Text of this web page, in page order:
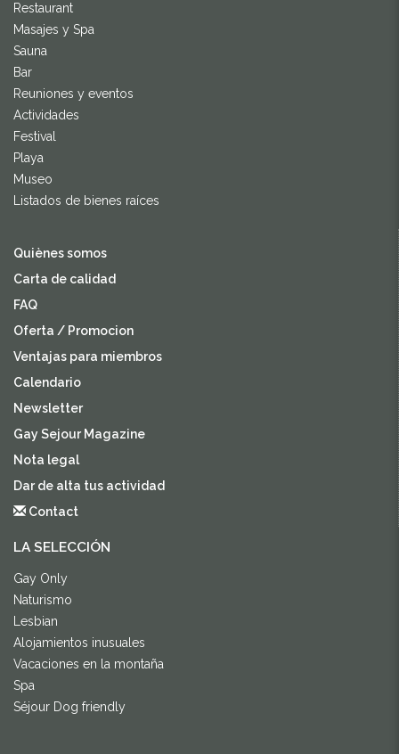
Restaurant
Masajes y Spa
Sauna
Bar
Reuniones y eventos
Actividades
Festival
Playa
Museo
Listados de bienes raíces
Quiènes somos
Carta de calidad
FAQ
Oferta / Promocion
Ventajas para miembros
Calendario
Newsletter
Gay Sejour Magazine
Nota legal
Dar de alta tus actividad
Contact
LA SELECCIÓN
Gay Only
Naturismo
Lesbian
Alojamientos inusuales
Vacaciones en la montaña
Spa
Séjour Dog friendly